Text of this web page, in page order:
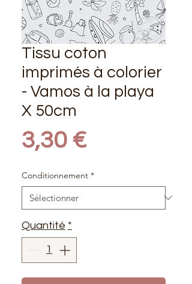
Tissu coton
imprimés à colorier
- Vamos à la playa
X 50cm
3,30 €Prix
Conditionnement *
Quantité *